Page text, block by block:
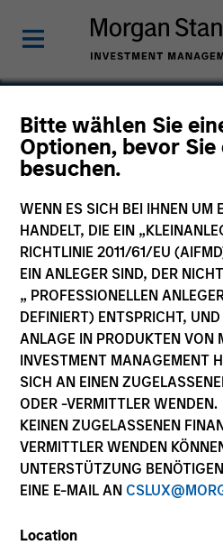
Bitte wählen Sie
Optionen, bevor
besuchen.
WENN ES SICH BEI IHNEN UM
HANDELT, DIE EIN
RICHTLINIE 2011/61/EU
EIN ANLEGER SIND, DER
„ PROFESSIONELLEN
DEFINIERT) ENTSPRICHT,
ANLAGE IN PRODUKTEN VON
INVESTMENT MANAGEMENT
SICH AN EINEN
ODER -VERMITTLER
KEINEN ZUGELASSENEN
VERMITTLER WENDEN
UNTERSTÜTZUNG
EINE E-MAIL AN
Location
James Cullen
Executive Director